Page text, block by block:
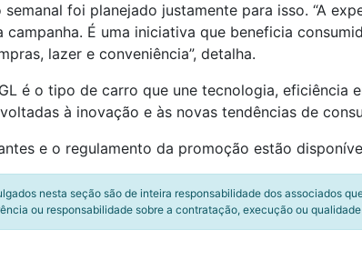
foi planejado justamente para isso. “A
É uma iniciativa que beneficia
lazer e conveniência”, detalha.
é o tipo de carro que une tecnologia, eficiência
à inovação e às novas tendências de
e o regulamento da promoção estão
nesta seção são de inteira responsabilidade dos associados
ou responsabilidade sobre a contratação, execução ou